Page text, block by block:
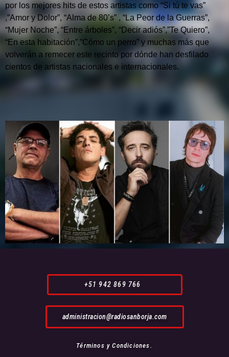
por los mejores hits de estos artistas como “Si tú te vas”
,”Amor y Dolor”, “Alma de 80’s” , “La Peor de la Guerras”,
“Mujer Noche”, “Entre árboles”, “Decir adiós”,”Te Quiero”,
“En esta habitación”,”Cómo un perro” y muchas más que
volverán a remecer este recinto por dónde han desfilado
cientos de artistas nacionales e internacionales.
+51 942 869 766
administracion@radiosanborja.com
Términos y Condiciones.